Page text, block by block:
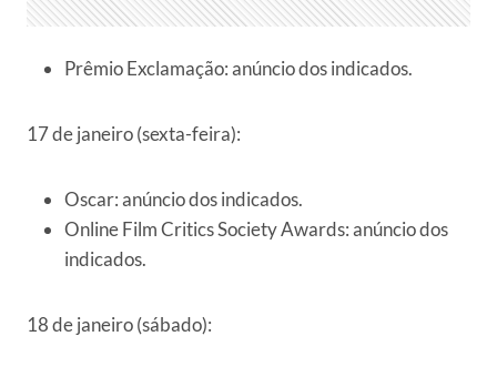
Prêmio Exclamação: anúncio dos indicados.
17 de janeiro (sexta-feira):
Oscar: anúncio dos indicados.
Online Film Critics Society Awards: anúncio dos
indicados.
18 de janeiro (sábado):